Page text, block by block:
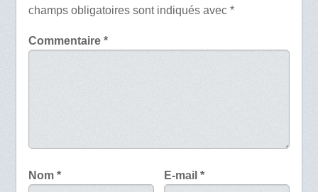
champs obligatoires sont indiqués avec *
Commentaire *
Nom * E-mail*